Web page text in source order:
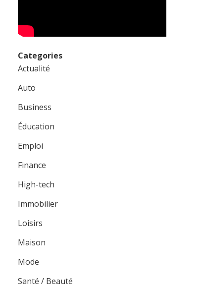
Categories
Actualité
Auto
Business
Éducation
Emploi
Finance
High-tech
Immobilier
Loisirs
Maison
Mode
Santé / Beauté